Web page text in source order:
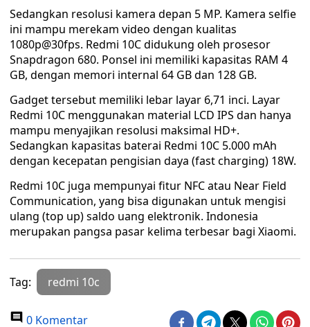
Sedangkan resolusi kamera depan 5 MP. Kamera selfie
ini mampu merekam video dengan kualitas
1080p@30fps. Redmi 10C didukung oleh prosesor
Snapdragon 680. Ponsel ini memiliki kapasitas RAM 4
GB, dengan memori internal 64 GB dan 128 GB.
Gadget tersebut memiliki lebar layar 6,71 inci. Layar
Redmi 10C menggunakan material LCD IPS dan hanya
mampu menyajikan resolusi maksimal HD+.
Sedangkan kapasitas baterai Redmi 10C 5.000 mAh
dengan kecepatan pengisian daya (fast charging) 18W.
Redmi 10C juga mempunyai fitur NFC atau Near Field
Communication, yang bisa digunakan untuk mengisi
ulang (top up) saldo uang elektronik. Indonesia
merupakan pangsa pasar kelima terbesar bagi Xiaomi.
Tag: redmi 10c
0 Komentar